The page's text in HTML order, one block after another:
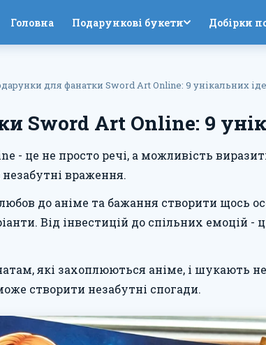
Головна Подарункові букети Добірки
для фанатки Sword Art Online: 9 унікальних
Sword Art Online: 9
- це не просто речі, а можливість
враження.
любов до аніме та бажання створити щось
Від інвестицій до спільних емоцій -
які захоплюються аніме, і шукають
створити незабутні спогади.